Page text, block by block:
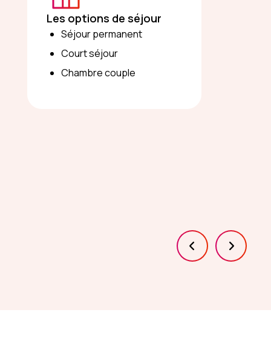
Les options de séjour
Séjour permanent
Court séjour
Chambre couple